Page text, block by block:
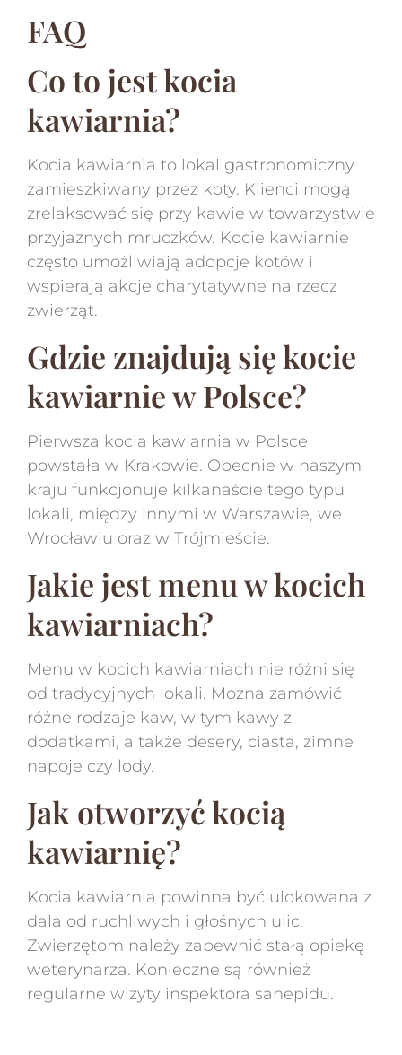
FAQ
Co to jest kocia
kawiarnia?
Kocia kawiarnia to lokal gastronomiczny
zamieszkiwany przez koty. Klienci mogą
zrelaksować się przy kawie w towarzystwie
przyjaznych mruczków. Kocie kawiarnie
często umożliwiają adopcje kotów i
wspierają akcje charytatywne na rzecz
zwierząt.
Gdzie znajdują się kocie
kawiarnie w Polsce?
Pierwsza kocia kawiarnia w Polsce
powstała w Krakowie. Obecnie w naszym
kraju funkcjonuje kilkanaście tego typu
lokali, między innymi w Warszawie, we
Wrocławiu oraz w Trójmieście.
Jakie jest menu w kocich
kawiarniach?
Menu w kocich kawiarniach nie różni się
od tradycyjnych lokali. Można zamówić
różne rodzaje kaw, w tym kawy z
dodatkami, a także desery, ciasta, zimne
napoje czy lody.
Jak otworzyć kocią
kawiarnię?
Kocia kawiarnia powinna być ulokowana z
dala od ruchliwych i głośnych ulic.
Zwierzętom należy zapewnić stałą opiekę
weterynarza. Konieczne są również
regularne wizyty inspektora sanepidu.